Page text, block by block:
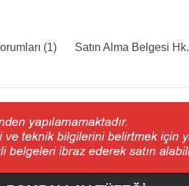
(1) Satın Alma Belgesi Hk.